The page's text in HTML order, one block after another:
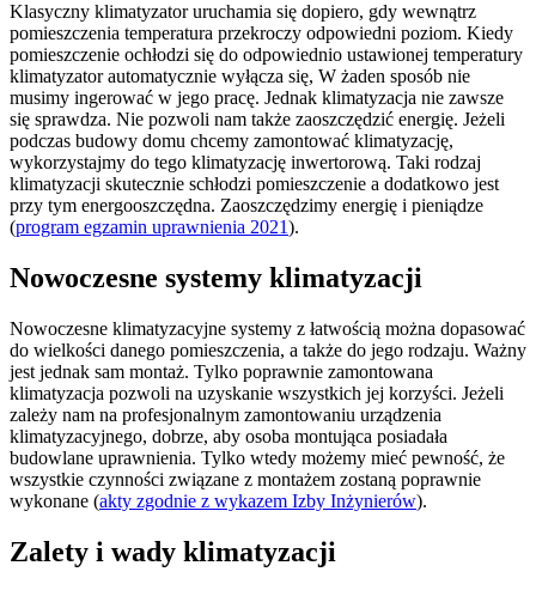
Klasyczny klimatyzator uruchamia się dopiero, gdy wewnątrz
pomieszczenia temperatura przekroczy odpowiedni poziom. Kiedy
pomieszczenie ochłodzi się do odpowiednio ustawionej temperatury
klimatyzator automatycznie wyłącza się, W żaden sposób nie
musimy ingerować w jego pracę. Jednak klimatyzacja nie zawsze
się sprawdza. Nie pozwoli nam także zaoszczędzić energię. Jeżeli
podczas budowy domu chcemy zamontować klimatyzację,
wykorzystajmy do tego klimatyzację inwertorową. Taki rodzaj
klimatyzacji skutecznie schłodzi pomieszczenie a dodatkowo jest
przy tym energooszczędna. Zaoszczędzimy energię i pieniądze
(program egzamin uprawnienia 2021).
Nowoczesne systemy klimatyzacji
Nowoczesne klimatyzacyjne systemy z łatwością można dopasować
do wielkości danego pomieszczenia, a także do jego rodzaju. Ważny
jest jednak sam montaż. Tylko poprawnie zamontowana
klimatyzacja pozwoli na uzyskanie wszystkich jej korzyści. Jeżeli
zależy nam na profesjonalnym zamontowaniu urządzenia
klimatyzacyjnego, dobrze, aby osoba montująca posiadała
budowlane uprawnienia. Tylko wtedy możemy mieć pewność, że
wszystkie czynności związane z montażem zostaną poprawnie
wykonane (akty zgodnie z wykazem Izby Inżynierów).
Zalety i wady klimatyzacji